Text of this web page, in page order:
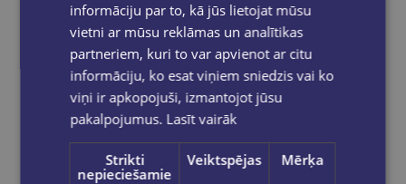
informāciju par to, kā jūs lietojat mūsu
vietni ar mūsu reklāmas un analītikas
partneriem, kuri to var apvienot ar citu
informāciju, ko esat viņiem sniedzis vai ko
viņi ir apkopojuši, izmantojot jūsu
pakalpojumus. Lasīt vairāk
Strikti
nepieciešamie
Veiktspējas Mērķa